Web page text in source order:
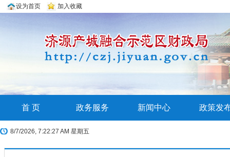
设为首页 加入收藏
首 页 政务服务 新闻中心 政策发
8/7/2026, 7:22:28 AM 星期五